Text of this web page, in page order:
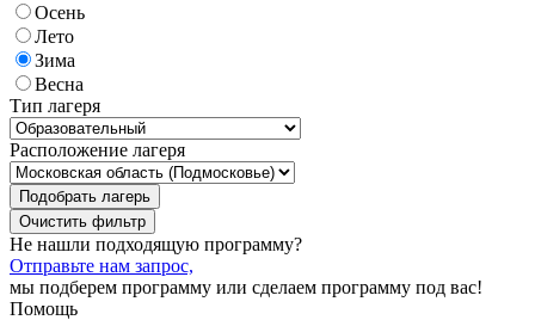
Осень
Лето
Зима
Весна
Тип лагеря
Расположение лагеря
Подобрать лагерь
Не нашли подходящую программу?
Отправьте нам запрос,
мы подберем программу или сделаем программу под вас!
Помощь